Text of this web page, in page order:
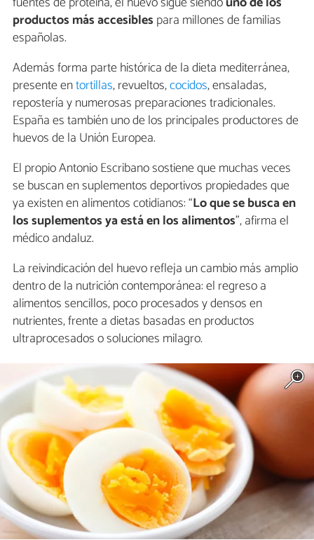
productos más accesibles para millones de familias
españolas.
Además forma parte histórica de la dieta mediterránea,
presente entortillas, revueltos,cocidos, ensaladas,
repostería y numerosas preparaciones tradicionales.
España es también uno de los principales productores de
huevos de la Unión Europea.
El propio Antonio Escribano sostiene que muchas veces
se buscan en suplementos deportivos propiedades que
ya existen en alimentos cotidianos: “Lo que se busca en
los suplementos ya está en los alimentos”, afirma el
médico andaluz.
La reivindicación del huevo refleja un cambio más amplio
dentro de la nutrición contemporánea: el regreso a
alimentos sencillos, poco procesados y densos en
nutrientes, frente a dietas basadas en productos
ultraprocesados o soluciones milagro.